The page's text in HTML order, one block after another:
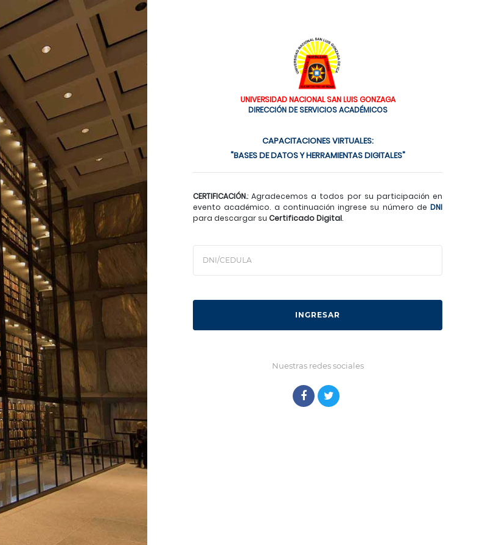
UNIVERSIDAD NACIONAL SAN LUIS GONZAGA
DIRECCIÓN DE SERVICIOS ACADÉMICOS
CAPACITACIONES VIRTUALES:
"BASES DE DATOS Y HERRAMIENTAS DIGITALES"
CERTIFICACIÓN.: Agradecemos a todos por su participación en
evento académico. a continuación ingrese su número de DNI
para descargar su Certificado Digital.
DNI/CEDULA
INGRESAR
Nuestras redes sociales